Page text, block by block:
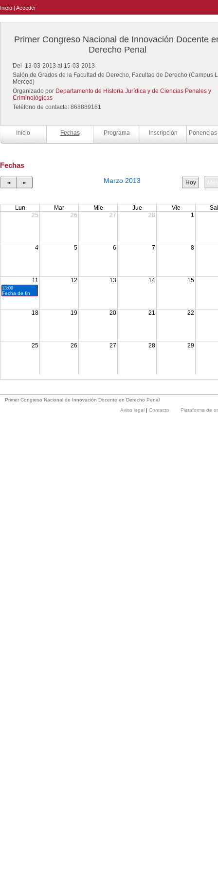
Inicio | Acceder
Primer Congreso Nacional de Innovación Docente
Derecho Penal
Del 13-03-2013 al 15-03-2013
Salón de Grados de la Facultad de Derecho, Facultad de Derecho (Campus
Merced)
Organizado por Departamento de Historia Jurídica y de Ciencias Penales y
Criminológicas
Teléfono de contacto: 868889181
Inicio Fechas Programa Inscripción
Fechas
◄ ► Marzo 2013 Hoy
Lun Mar Mie Jue Vie
25
26 27 28 1
4 5 6 7 8
11 12 13 14 15
18 19 20 21 22
25 26 27 28 29
12:00
Fecha de inicio
13:00
Fecha de fin
Primer Congreso Nacional de Innovación Docente en Derecho Penal
Aviso legal | Contacto Plataforma de